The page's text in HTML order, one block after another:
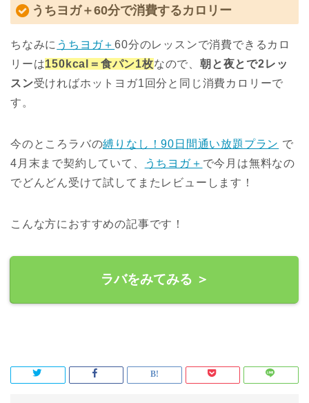
うちヨガ＋60分で消費するカロリー
ちなみに うちヨガ＋60分のレッスンで消費できるカロ
リーは150kcal＝食パン1枚なので、朝と夜とで2レッ
スン受ければホットヨガ1回分と同じ消費カロリーで
す。
今のところラバの縛りなし！90日間通い放題プラン で
4月末まで契約していて、
うちヨガ＋ で今月は無料なの
でどんどん受けて試してまたレビューします！
こんな方におすすめの記事です！
ラバをみてみる ＞